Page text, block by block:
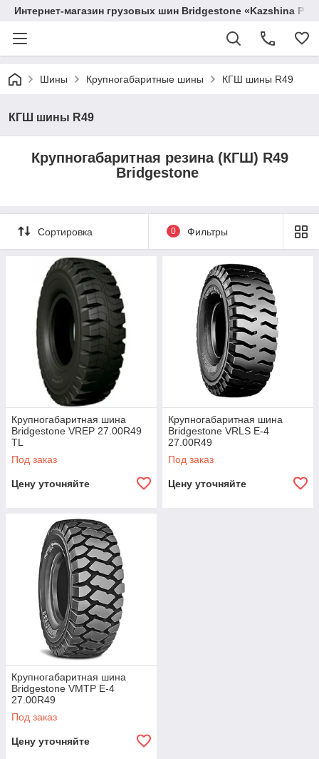
Интернет-магазин грузовых шин Bridgestone «Kazshina
Шины Крупногабаритные шины КГШ шины R49
КГШ шины R49
Крупногабаритная резина (КГШ) R49
Bridgestone
Сортировка 0 Фильтры
Крупногабаритная шина
Bridgestone VREP 27.00R49
TL
Под заказ
Цену уточняйте
Крупногабаритная шина
Bridgestone VRLS E-4
27.00R49
Под заказ
Цену уточняйте
Крупногабаритная шина
Bridgestone VMTP E-4
27.00R49
Под заказ
Цену уточняйте